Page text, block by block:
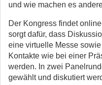
und wie machen es
Der Kongress findet
sorgt dafür, dass
eine virtuelle Messe
Kontakte wie bei einer
werden. In zwei
gewählt und diskutiert